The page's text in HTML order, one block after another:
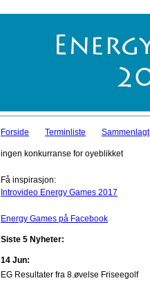
Forside Terminliste Sammenlagt
ingen konkurranse for oyeblikket
Få inspirasjon:
Introvideo Energy Games 2017
Energy Games på Facebook
Siste 5 Nyheter:
14 Jun:
EG Resultater fra 8.øvelse Friseegolf